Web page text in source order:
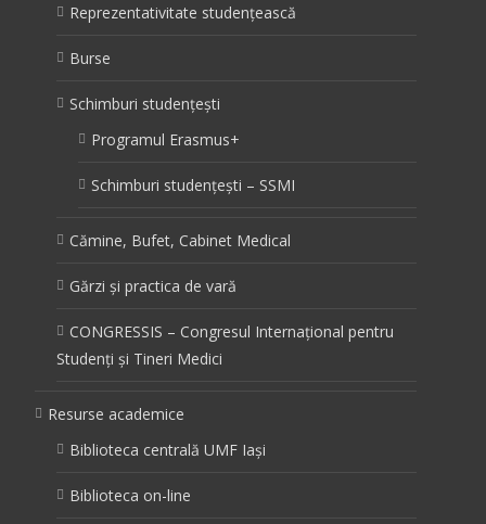
Reprezentativitate studențească
Burse
Schimburi studențești
Programul Erasmus+
Schimburi studențești – SSMI
Cămine, Bufet, Cabinet Medical
Gărzi și practica de vară
CONGRESSIS – Congresul Internațional pentru
Studenți și Tineri Medici
Resurse academice
Biblioteca centrală UMF Iași
Biblioteca on-line